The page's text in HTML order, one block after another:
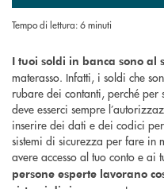
Tempo di lettura: 6 minuti
I tuoi soldi in banca sono al
materasso. Infatti, i soldi che
rubare dei contanti, perché per
deve esserci sempre
inserire dei dati e dei codici
sistemi di sicurezza per fare in
avere accesso al tuo conto e ai
persone esperte lavorano